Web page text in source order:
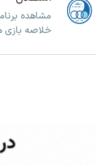
مشاهده
خلاصه بازی